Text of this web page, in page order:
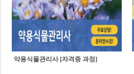
약용식물관리사 [자격증 과정]